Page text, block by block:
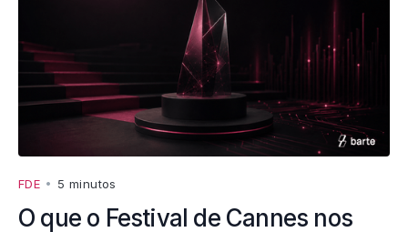
FDE • 5 minutos
O que o Festival de Cannes nos